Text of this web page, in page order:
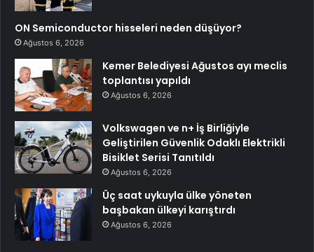
ON Semiconductor hisseleri neden düşüyor?
Ağustos 6, 2026
Kemer Belediyesi Ağustos ayı meclis
toplantısı yapıldı
Ağustos 6, 2026
Volkswagen ve n+ İş Birliğiyle
Geliştirilen Güvenlik Odaklı Elektrikli
Bisiklet Serisi Tanıtıldı
Ağustos 6, 2026
Üç saat uykuyla ülke yöneten
başbakan ülkeyi karıştırdı
Ağustos 6, 2026